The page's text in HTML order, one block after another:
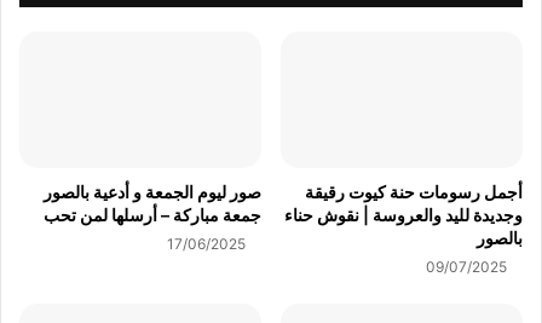
أجمل رسومات حنة كيوت رقيقة
وجديدة لليد والعروسة | نقوش حناء
بالصور
09/07/2025
صور ليوم الجمعة و أدعية بالصور
جمعة مباركة – أرسلها لمن تحب
17/06/2025